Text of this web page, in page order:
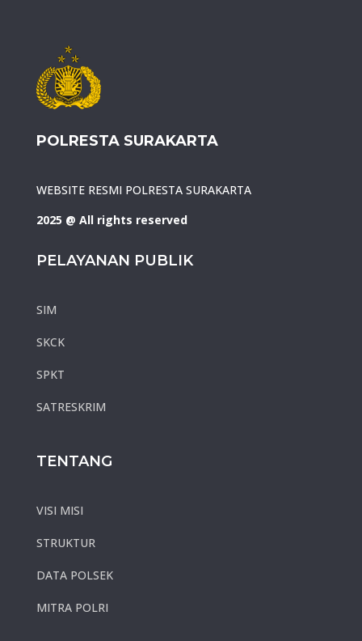
POLRESTA SURAKARTA
WEBSITE RESMI POLRESTA SURAKARTA
2025 @ All rights reserved
PELAYANAN PUBLIK
SIM
SKCK
SPKT
SATRESKRIM
TENTANG
VISI MISI
STRUKTUR
DATA POLSEK
MITRA POLRI